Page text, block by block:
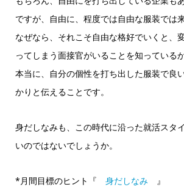
ですが、自由に、程度では自由な服装では来
なぜなら、それこそ自由な格好でいくと、
ってしまう面接官がいることを知っているか
本当に、自分の個性を打ち出した服装で良
かりと伝えることです。
身だしなみも、この時代に沿った就活スタ
いのではないでしょうか。
*月間目標のヒント『 身だしなみ』